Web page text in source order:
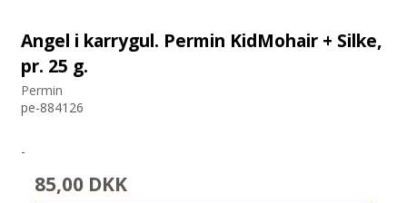
Angel i karrygul. Permin KidMohair + Silke,
pr. 25 g.
Permin
pe-884126
-
85,00 DKK